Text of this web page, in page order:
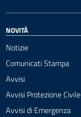
NOVITÀ
Notizie
Comunicati Stampa
Avvisi
Avvisi Protezione Civile
Avvisi di Emergenza